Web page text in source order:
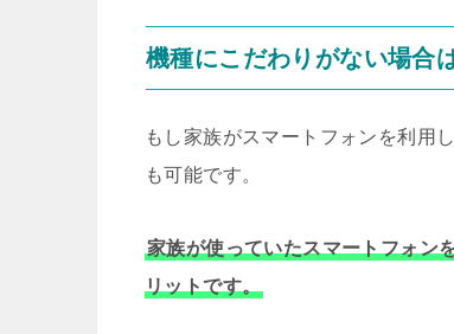
機種にこだわりがない場合
もし家族がスマートフォンを利用
も可能です。
家族が使っていたスマートフォン
リットです。